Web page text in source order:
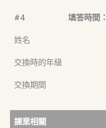
#4 填答時間：
姓名
交換時的年級
交換期間
課業相關